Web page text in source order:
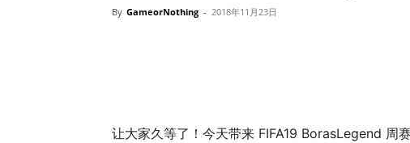
By GameorNothing - 2018年11月23日
让大家久等了！今天带来 FIFA19 BorasLegend 周